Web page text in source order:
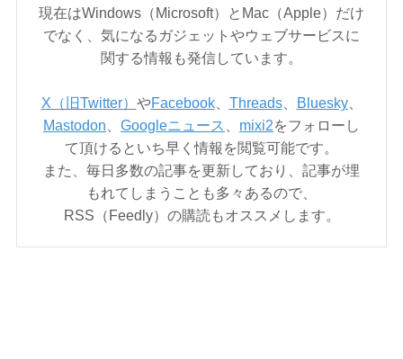
現在はWindows（Microsoft）とMac（Apple）だけ
でなく、気になるガジェットやウェブサービスに
関する情報も発信しています。
X（旧Twitter） やFacebook、 Threads、 Bluesky、
Mastodon
Googleニュース mixi2をフォローし
て頂けるといち早く情報を閲覧可能です。
また、毎日多数の記事を更新しており、記事が埋
もれてしまうことも多々あるので、
RSS（Feedly）の購読もオススメします。